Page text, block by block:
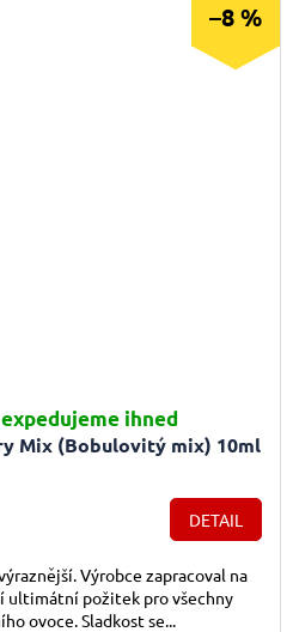
–8 %
Mix (Bobulovitý mix) 10ml
ihned
DETAIL
Výrobce zapracoval na
ultimátní požitek pro všechny
ovoce. Sladkost se...